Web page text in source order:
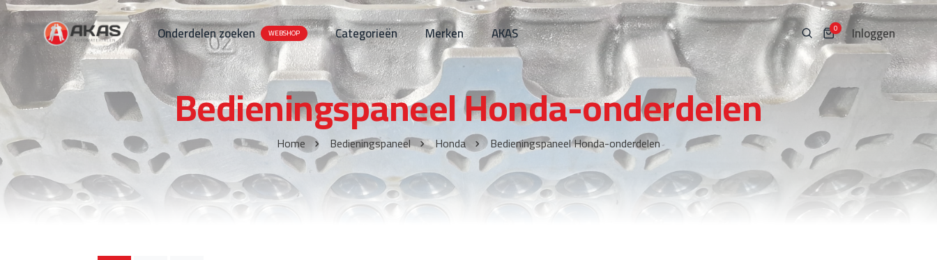
Onderdelen zoeken WEBSHOP Categorieën Merken AKAS 0 Inloggen
Bedieningspaneel Honda-onderdelen
Home Bedieningspaneel Honda Bedieningspaneel Honda-onderdelen